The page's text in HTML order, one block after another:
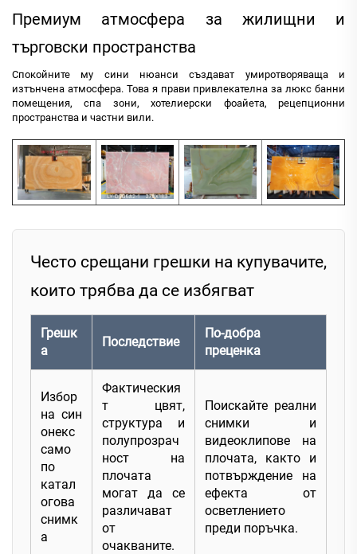
Премиум атмосфера за жилищни и
търговски пространства
Спокойните му сини нюанси създават умиротворяваща и
изтънчена атмосфера. Това я прави привлекателна за люкс банни
помещения, спа зони, хотелиерски фоайета, рецепционни
пространства и частни вили.
Често срещани грешки на купувачите,
които трябва да се избягват
Грешк
а
Последствие
По-добра
преценка
Избор
на син
онекс
само
по
катал
огова
снимк
а
Фактическия
т цвят,
структура и
полупрозрач
ност на
плочата
могат да се
различават
от
очакваните.
Поискайте реални
снимки и
видеоклипове на
плочата, както и
потвърждение на
ефекта от
осветлението
преди поръчка.